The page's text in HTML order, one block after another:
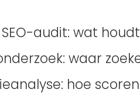
audit: wat
waar
hoe